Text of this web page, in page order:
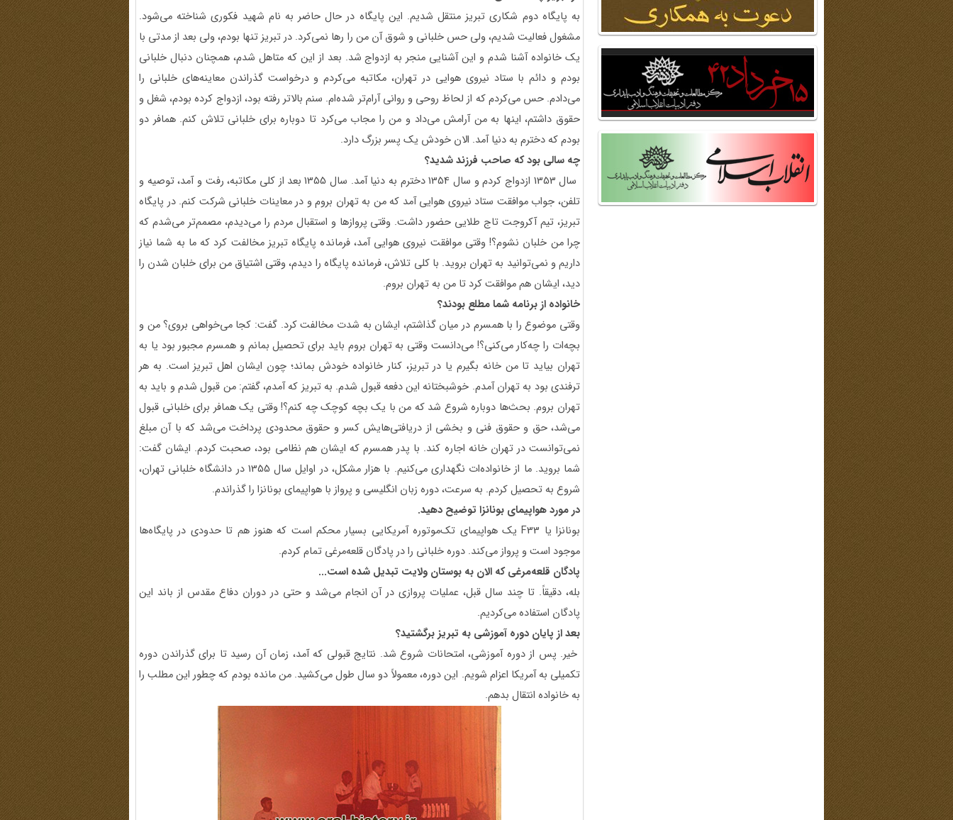
به پایگاه دوم شکاری تبریز منتقل شدیم. این پایگاه در حال حاضر به نام شهید فکوری شناخته می‌شود.
مشغول فعالیت شدیم، ولی حس خلبانی و شوق آن من را رها نمی‌کرد. در تبریز تنها بودم، ولی بعد از مدتی با
یک خانواده آشنا شدم و این آشنایی منجر به ازدواج شد. بعد از این که متاهل شدم، همچنان دنبال خلبانی
بودم و دائم با ستاد نیروی هوایی در تهران، مکاتبه می‌کردم و درخواست گذراندن معاینه‌های خلبانی را
می‌دادم. حس می‌کردم که از لحاظ روحی و روانی آرام‌تر شده‌ام. سنم بالاتر رفته بود، ازدواج کرده بودم، شغل و
حقوق داشتم، اینها به من آرامش می‌داد و من را مجاب می‌کرد تا دوباره برای خلبانی تلاش کنم. همافر دو
بودم که دخترم به دنیا آمد. الان خودش یک پسر بزرگ دارد.
چه سالی بود که صاحب فرزند شدید؟
سال 1353 ازدواج کردم و سال 1354 دخترم به دنیا آمد. سال 1355 بعد از کلی مکاتبه، رفت و آمد، توصیه و
تلفن، جواب موافقت ستاد نیروی هوایی آمد که من به تهران بروم و در معاینات خلبانی شرکت کنم. در پایگاه
تبریز، تیم آکروجت تاج طلایی حضور داشت. وقتی پروازها و استقبال مردم را می‌دیدم، مصمم‌تر می‌شدم که
چرا من خلبان نشوم؟! وقتی موافقت نیروی هوایی آمد، فرمانده پایگاه تبریز مخالفت کرد که ما به شما نیاز
داریم و نمی‌توانید به تهران بروید. با کلی تلاش، فرمانده پایگاه را دیدم، وقتی اشتیاق من برای خلبان شدن را
دید، ایشان هم موافقت کرد تا من به تهران بروم.
خانواده از برنامه شما مطلع بودند؟
وقتی موضوع را با همسرم در میان گذاشتم، ایشان به شدت مخالفت کرد. گفت: کجا می‌خواهی بروی؟ من و
بچه‌ات را چه‌کار می‌کنی؟! می‌دانست وقتی به تهران بروم باید برای تحصیل بمانم و همسرم مجبور بود یا به
تهران بیاید تا من خانه بگیرم یا در تبریز، کنار خانواده خودش بماند؛ چون ایشان اهل تبریز است. به هر
ترفندی بود به تهران آمدم. خوشبختانه این دفعه قبول شدم. به تبریز که آمدم، گفتم: من قبول شدم و باید به
تهران بروم. بحث‌ها دوباره شروع شد که من با یک بچه کوچک چه کنم؟! وقتی یک همافر برای خلبانی قبول
می‌شد، حق و حقوق فنی و بخشی از دریافتی‌هایش کسر و حقوق محدودی پرداخت می‌شد که با آن مبلغ
نمی‌توانست در تهران خانه اجاره کند. با پدر همسرم که ایشان هم نظامی بود، صحبت کردم. ایشان گفت:
شما بروید. ما از خانواده‌ات نگهداری می‌کنیم. با هزار مشکل، در اوایل سال 1355 در دانشگاه خلبانی تهران،
شروع به تحصیل کردم. به سرعت، دوره زبان انگلیسی و پرواز با هواپیمای بونانزا را گذراندم.
در مورد هواپیمای بونانزا توضیح دهید.
بونانزا یا F33یک هواپیمای تک‌موتوره آمریکایی بسیار محکم است که هنوز هم تا حدودی در پایگاه‌ها
موجود است و پرواز می‌کند. دوره خلبانی را در پادگان قلعه‌مرغی تمام کردم.
پادگان قلعه‌مرغی که الان به بوستان ولایت تبدیل شده است...
بله، دقیقاً. تا چند سال قبل، عملیات پروازی در آن انجام می‌شد و حتی در دوران دفاع مقدس از باند این
پادگان استفاده می‌کردیم.
بعد از پایان دوره آموزشی به تبریز برگشتید؟
خیر. پس از دوره آموزشی، امتحانات شروع شد. نتایج قبولی که آمد، زمان آن رسید تا برای گذراندن دوره
تکمیلی به آمریکا اعزام شویم. این دوره، معمولاً دو سال طول می‌کشید. من مانده بودم که چطور این مطلب را
به خانواده انتقال بدهم.